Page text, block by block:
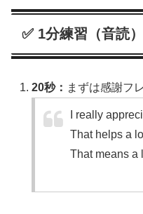
✅ 1分練習（音読）
20秒： まずは感謝フ
I really
That helps a
That means a